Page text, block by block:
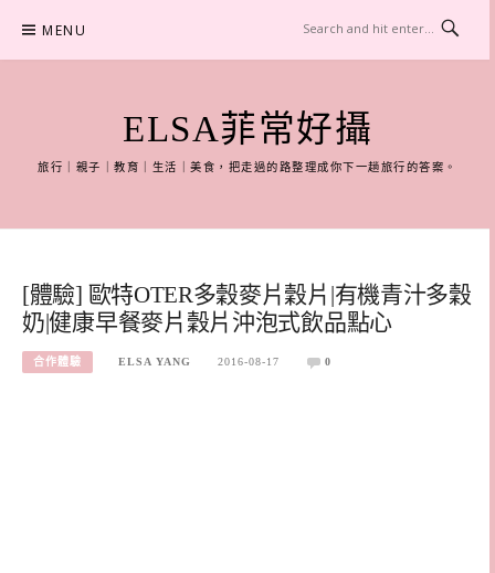
content
MENU
ELSA菲常好攝
旅行｜親子｜教育｜生活｜美食，把走過的路整理成你下一趟旅行的答案。
[體驗] 歐特OTER多穀麥片穀片|有機青汁多穀
奶|健康早餐麥片穀片沖泡式飲品點心
合作體驗 ELSA YANG 2016-08-17 0